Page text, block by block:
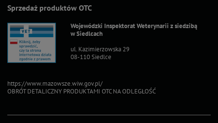
Sprzedaż produktów OTC
Wojewódzki Inspektorat Weterynarii z siedzibą
w Siedlcach
ul. Kazimierzowska 29
08-110 Siedlce
https://www.mazowsze.wiw.gov.pl/
OBRÓT DETALICZNY PRODUKTAMI OTC NA ODLEGŁOŚĆ